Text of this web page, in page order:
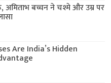
अमिताभ बच्चन ने चश्मे और उम्र पर
Are India’s Hidden